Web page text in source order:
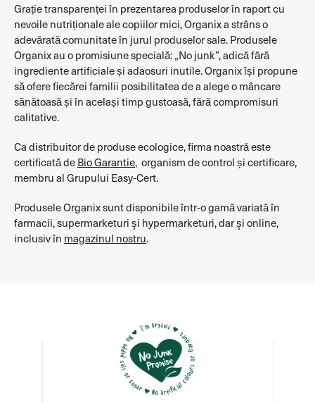
Grație transparenței în prezentarea produselor în raport cu
nevoile nutriționale ale copiilor mici, Organix a strâns o
adevărată comunitate în jurul produselor sale. Produsele
Organix au o promisiune specială: „No junk”, adică fără
ingrediente artificiale și adaosuri inutile. Organix își propune
să ofere fiecărei familii posibilitatea de a alege o mâncare
sănătoasă și în același timp gustoasă, fără compromisuri
calitative.
Ca distribuitor de produse ecologice, firma noastră este
certificată deBio Garantie, organism de control și certificare,
membru al Grupului Easy-Cert.
Produsele Organix sunt disponibile într-o gamă variată în
farmacii, supermarketuri şi hypermarketuri, dar şi online,
inclusiv în magazinul nostru.